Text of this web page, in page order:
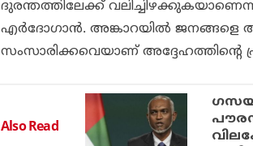
ദുരന്തത്തിലേക്ക്
എർദോഗാൻ. അങ്കാറയിൽ
സംസാരിക്കവെയാണ് അദ്ദേഹത്തിന്റെ
Also Read